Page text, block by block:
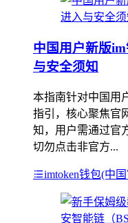
中国用户新版
与安全须知
本指南针对中国用
指引，核心聚焦官
知，用户需通过官
切勿点击非官方...
imtoken钱包(中